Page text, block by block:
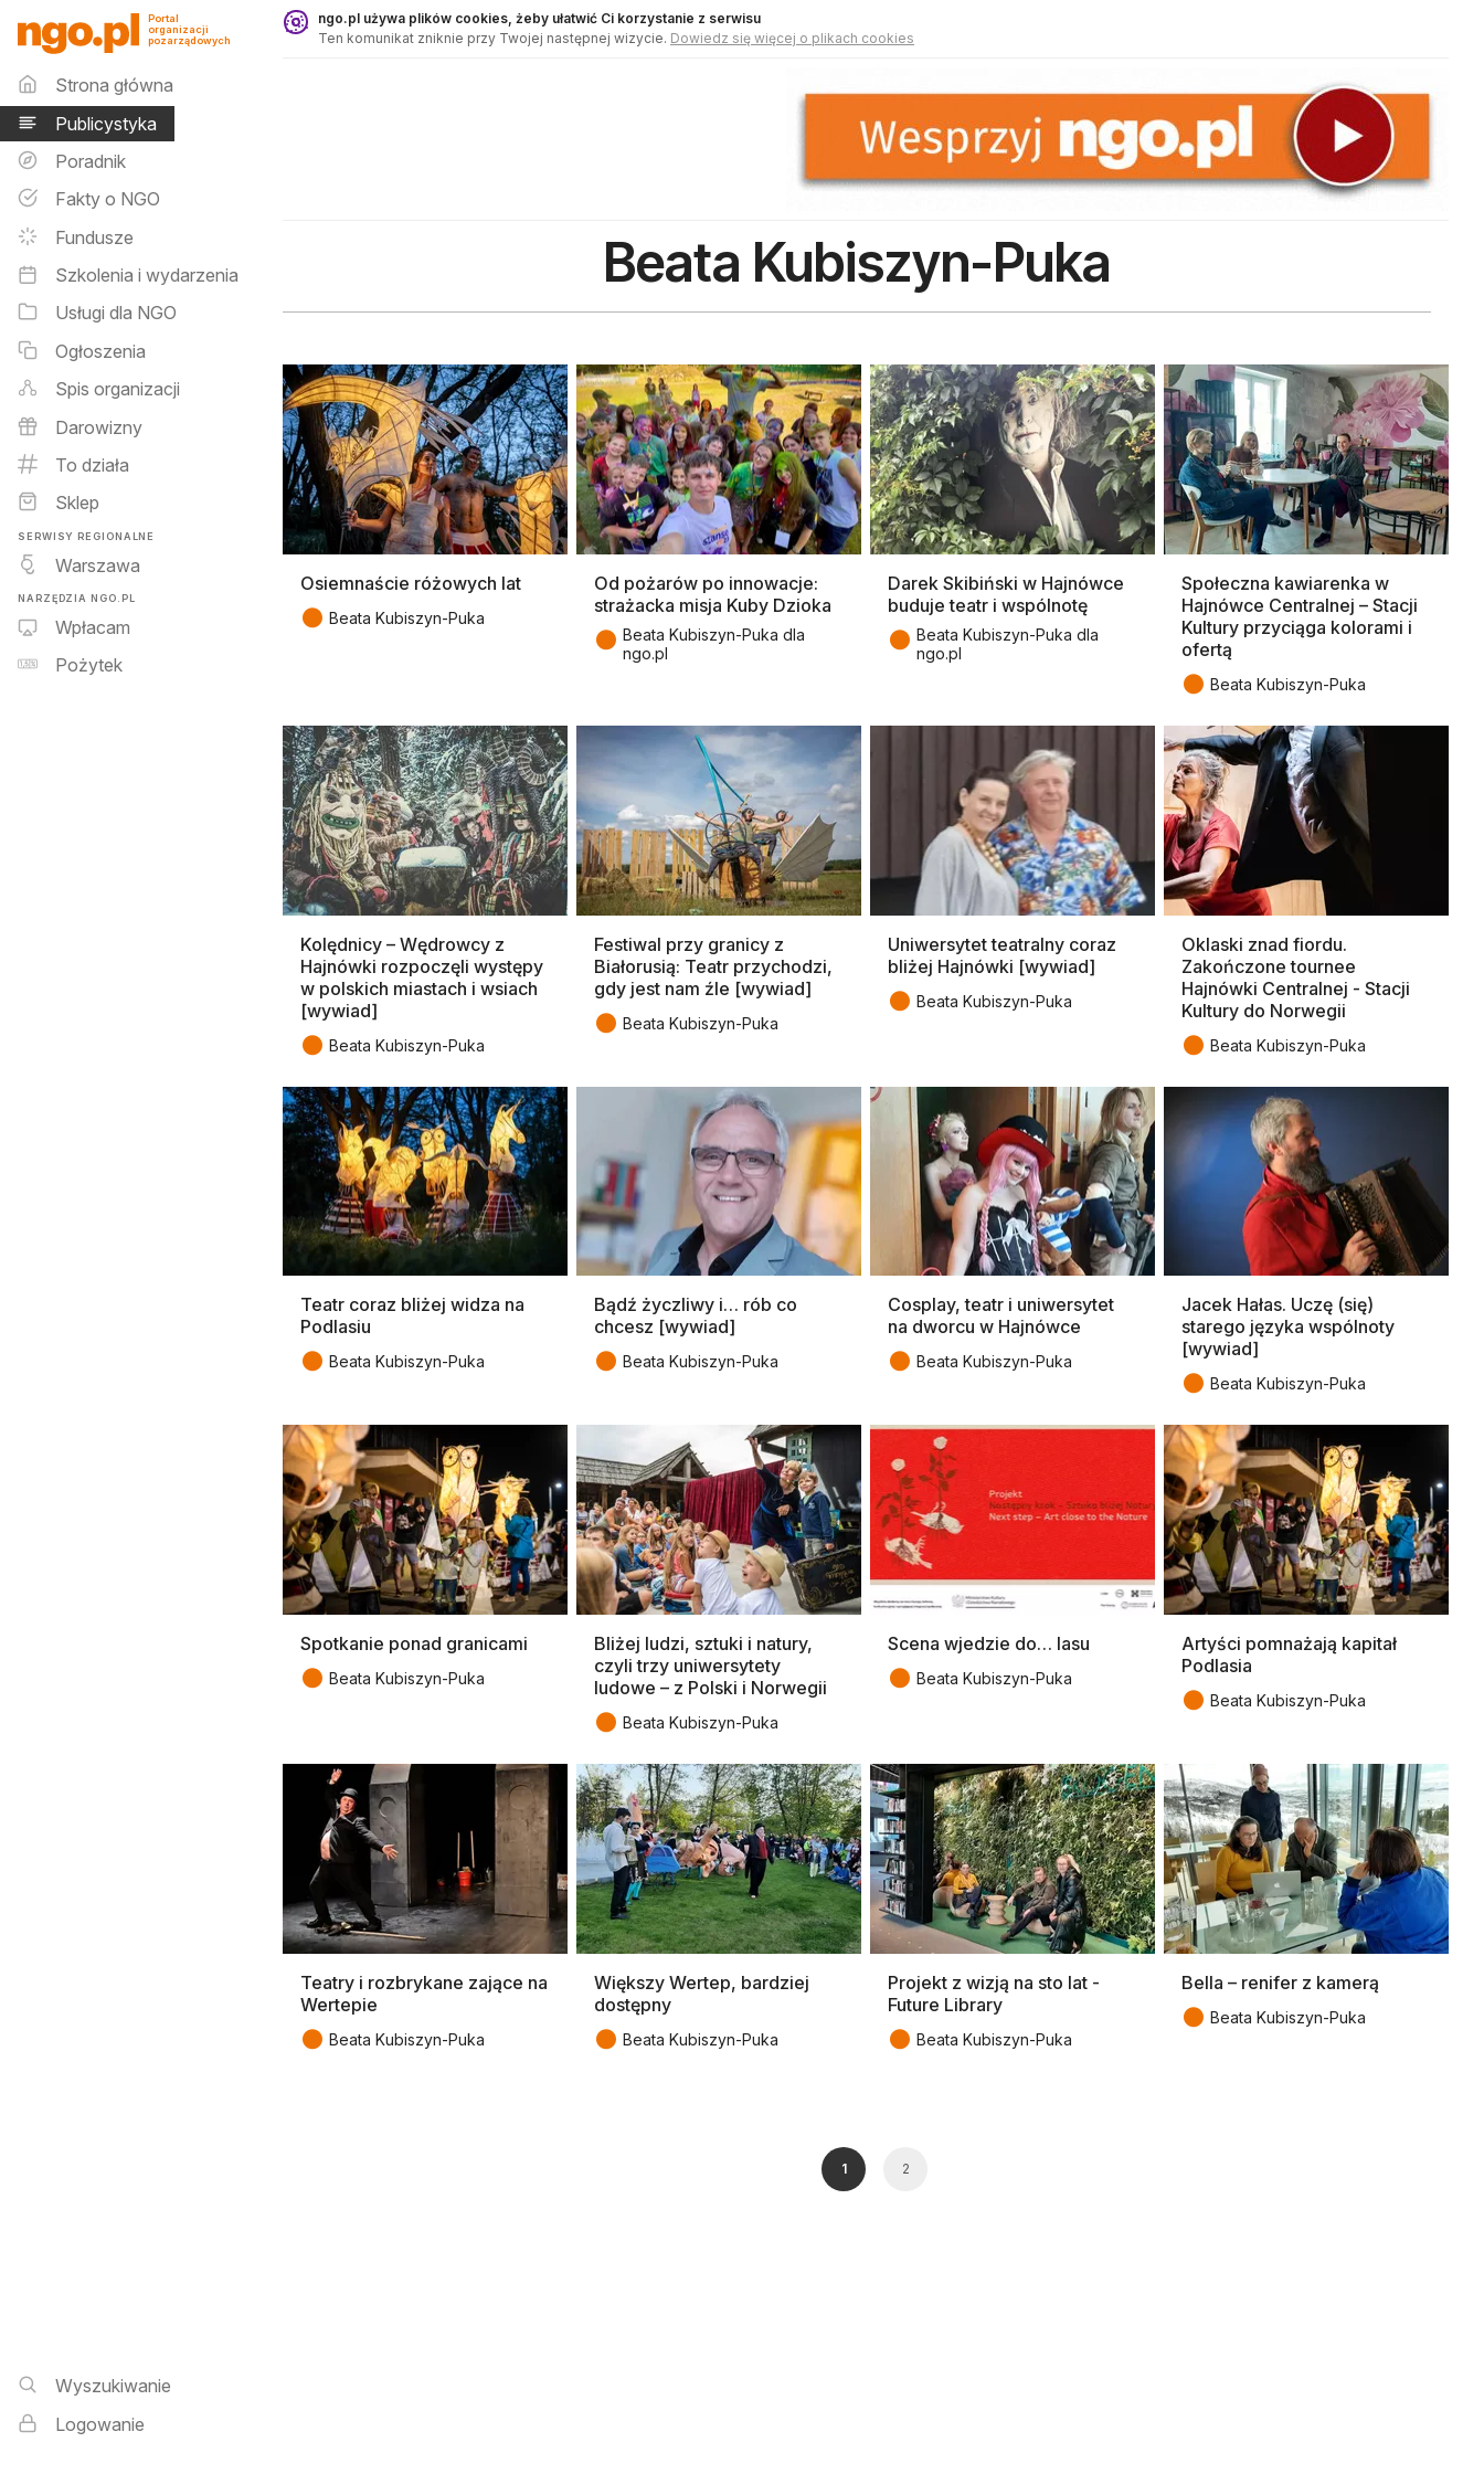
Publicystyka - ngo.pl
Portal
organizacji
pozarządowych
Menu główne
Strona główna
Publicystyka
Poradnik
Fakty o NGO
Fundusze
Szkolenia i wydarzenia
Usługi dla NGO
Ogłoszenia
Spis organizacji
Darowizny
To działa
Sklep
SERWISY REGIONALNE
Warszawa
NARZĘDZIA NGO.PL
Wpłacam
Pożytek
Wyszukiwarka i logowanie
Wyszukiwanie
Logowanie
ngo.pl używa plików cookies, żeby ułatwić Ci korzystanie z serwisu
Ten komunikat zniknie przy Twojej następnej wizycie. Dowiedz się więcej o plikach cookies
Beata Kubiszyn-Puka
Osiemnaście różowych lat
● Beata Kubiszyn-Puka
Od pożarów po innowacje:
strażacka misja Kuby Dzioka
● Beata Kubiszyn-Puka dla
ngo.pl
Darek Skibiński w Hajnówce
buduje teatr i wspólnotę
● Beata Kubiszyn-Puka dla
ngo.pl
Społeczna kawiarenka w
Hajnówce Centralnej – Stacji
Kultury przyciąga kolorami i
ofertą
● Beata Kubiszyn-Puka
Kolędnicy – Wędrowcy z
Hajnówki rozpoczęli występy
w polskich miastach i wsiach
[wywiad]
● Beata Kubiszyn-Puka
Festiwal przy granicy z
Białorusią: Teatr przychodzi,
gdy jest nam źle [wywiad]
● Beata Kubiszyn-Puka
Uniwersytet teatralny coraz
bliżej Hajnówki [wywiad]
● Beata Kubiszyn-Puka
Oklaski znad fiordu.
Zakończone tournee
Hajnówki Centralnej - Stacji
Kultury do Norwegii
● Beata Kubiszyn-Puka
Teatr coraz bliżej widza na
Podlasiu
● Beata Kubiszyn-Puka
Bądź życzliwy i… rób co
chcesz [wywiad]
● Beata Kubiszyn-Puka
Cosplay, teatr i uniwersytet
na dworcu w Hajnówce
● Beata Kubiszyn-Puka
Jacek Hałas. Uczę (się)
starego języka wspólnoty
[wywiad]
● Beata Kubiszyn-Puka
Spotkanie ponad granicami
● Beata Kubiszyn-Puka
Bliżej ludzi, sztuki i natury,
czyli trzy uniwersytety
ludowe – z Polski i Norwegii
● Beata Kubiszyn-Puka
Scena wjedzie do… lasu
● Beata Kubiszyn-Puka
Artyści pomnażają kapitał
Podlasia
● Beata Kubiszyn-Puka
Teatry i rozbrykane zające na
Wertepie
● Beata Kubiszyn-Puka
Większy Wertep, bardziej
dostępny
● Beata Kubiszyn-Puka
Projekt z wizją na sto lat -
Future Library
● Beata Kubiszyn-Puka
Bella – renifer z kamerą
● Beata Kubiszyn-Puka
1 2